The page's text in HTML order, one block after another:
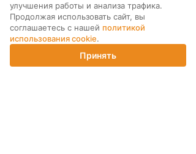
КУПИТЬ КУПИТЬ
АЗУ OLMIO Type C +
USB QC3.0 20W
СЗУ HOCO C76A Pro
USB C 30W White
Корзина
улучшения работы и анализа трафика.
Продолжая использовать сайт, вы
соглашаетесь с нашей политикой
использования cookie.
Принять